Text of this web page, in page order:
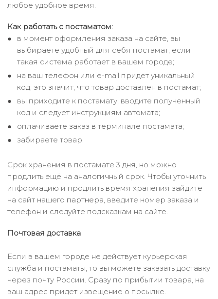
любое удобное время.
Как работать с постаматом:
в момент оформления заказа на сайте, вы
выбираете удобный для себя постамат, если
такая система работает в вашем городе;
на ваш телефон или e-mail придет уникальный
код, это значит, что товар доставлен в постамат;
вы приходите к постамату, вводите полученный
код и следует инструкциям автомата;
оплачиваете заказ в терминале постамата;
забираете товар.
Срок хранения в постамате 3 дня, но можно
продлить ещё на аналогичный срок. Чтобы уточнить
информацию и продлить время хранения зайдите
на сайт нашего партнера, введите номер заказа и
телефон и следуйте подсказкам на сайте.
Почтовая доставка
Если в вашем городе не действует курьерская
служба и постаматы, то вы можете заказать доставку
через почту России. Сразу по прибытии товара, на
ваш адрес придет извещение о посылке.